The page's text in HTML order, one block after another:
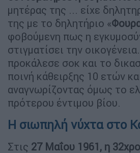
μητέρας της ... είχε
της με το δηλητήριο «
φοβούμενη πως η
στιγματίσει την
προκάλεσε σοκ και το
ποινή κάθειρξης 10 ετών
αναγνωρίζοντας όμως το
πρότερου έντιμου βίου.
Η σιωπηλή νύχτα στο
Στις 27 Μαΐου 1961, η